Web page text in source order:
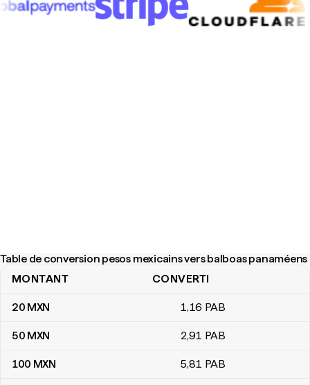
Table de conversion pesos mexicains vers balboas panaméens
Table de conversion pesos mexicains vers balboas panaméens
MONTANT CONVERTI
20 MXN 1,16 PAB
50 MXN 2,91 PAB
100 MXN 5,81 PAB